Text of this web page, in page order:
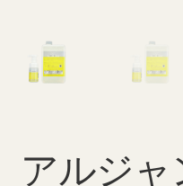
返品・払い戻しポリシー
アルジ